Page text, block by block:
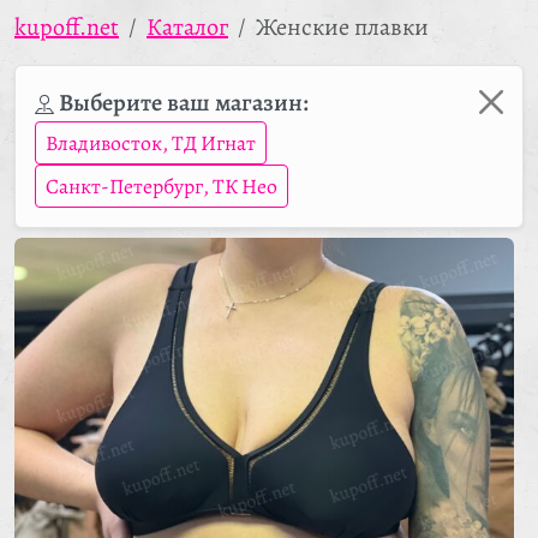
kupoff.net Каталог Женские плавки
Выберите ваш магазин:
Владивосток, ТД Игнат
Санкт-Петербург, ТК Нео